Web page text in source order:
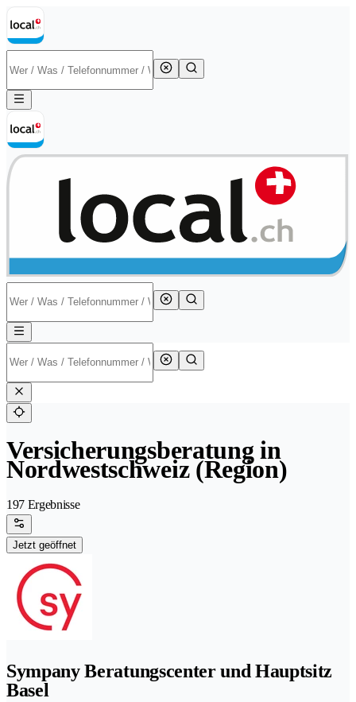
Versicherungsberatung in
Nordwestschweiz (Region)
197 Ergebnisse
Jetzt geöffnet
Sympany Beratungscenter und Hauptsitz
Basel